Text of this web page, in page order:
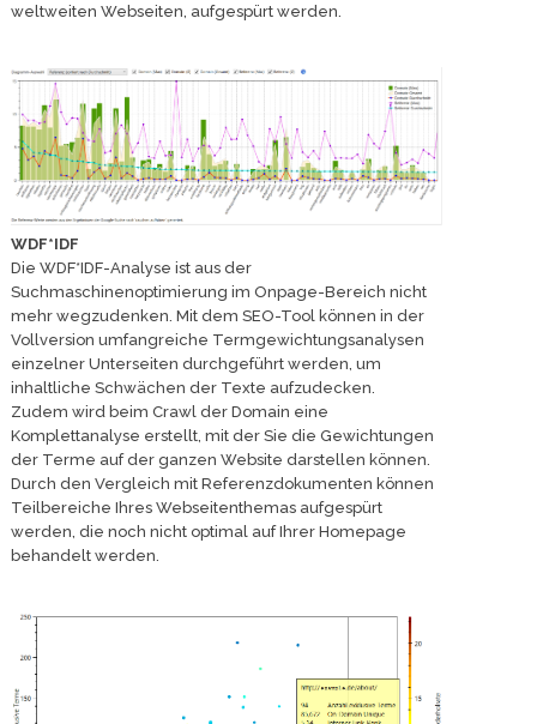
weltweiten Webseiten, aufgespürt werden.
WDF*IDF
Die WDF*IDF-Analyse ist aus der
Suchmaschinenoptimierung im Onpage-Bereich nicht
mehr wegzudenken. Mit dem SEO-Tool können in der
Vollversion umfangreiche Termgewichtungsanalysen
einzelner Unterseiten durchgeführt werden, um
inhaltliche Schwächen der Texte aufzudecken.
Zudem wird beim Crawl der Domain eine
Komplettanalyse erstellt, mit der Sie die Gewichtungen
der Terme auf der ganzen Website darstellen können.
Durch den Vergleich mit Referenzdokumenten können
Teilbereiche Ihres Webseitenthemas aufgespürt
werden, die noch nicht optimal auf Ihrer Homepage
behandelt werden.